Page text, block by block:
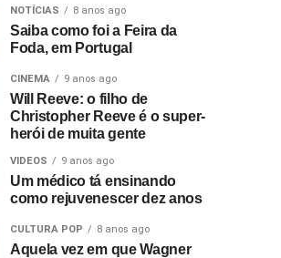
NOTÍCIAS 8 anos ago
Saiba como foi a Feira da
Foda, em Portugal
CINEMA 9 anos ago
Will Reeve: o filho de
Christopher Reeve é o super-
herói de muita gente
VIDEOS 9 anos ago
Um médico tá ensinando
como rejuvenescer dez anos
CULTURA POP 8 anos ago
Aquela vez em que Wagner